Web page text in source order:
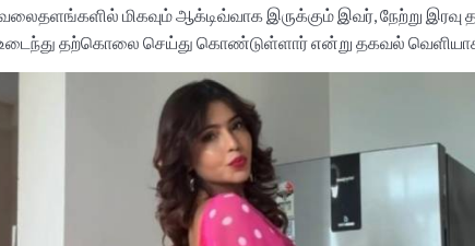
மிகவும் ஆக்டிவ்வாக இருக்கும் இவர், நேற்று
தற்கொலை செய்து கொண்டுள்ளார் என்று தகவல்